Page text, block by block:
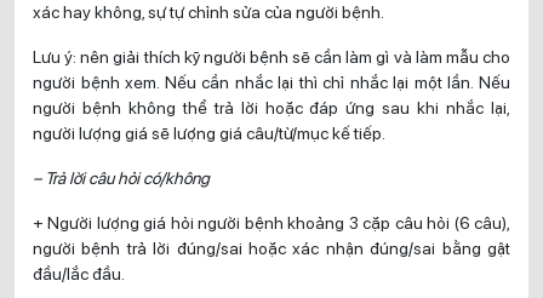
xác hay không, sự tự chỉnh sửa của người bệnh.
Lưu ý: nên giải thích kỹ người bệnh sẽ cần làm gì và làm mẫu cho
người bệnh xem. Nếu cần nhắc lại thì chỉ nhắc lại một lần. Nếu
người bệnh không thể trả lời hoặc đáp ứng sau khi nhắc lại,
người lượng giá sẽ lượng giá câu/từ/mục kế tiếp.
– Trả lời câu hỏi có/không
+ Người lượng giá hỏi người bệnh khoảng 3 cặp câu hỏi (6 câu),
người bệnh trả lời đúng/sai hoặc xác nhận đúng/sai bằng gật
đầu/lắc đầu.